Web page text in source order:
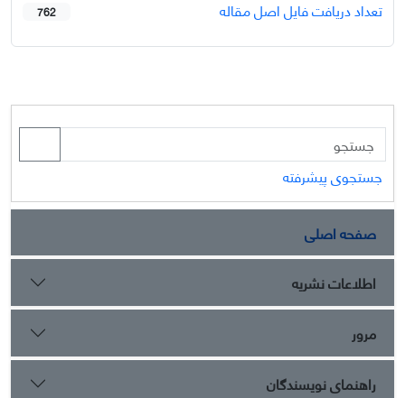
تعداد دریافت فایل اصل مقاله 762
جستجوی پیشرفته
صفحه اصلی
اطلاعات نشریه
مرور
راهنمای نویسندگان